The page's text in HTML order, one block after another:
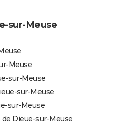
sur-Meuse
Meuse
sur-Meuse
sur-Meuse
sur-Meuse
Dieue-sur-Meuse